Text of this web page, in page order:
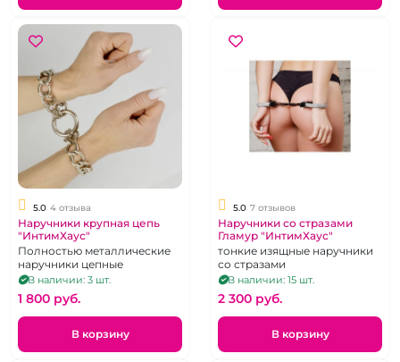
5.0 4 отзыва
Наручники крупная цепь
"ИнтимХаус"
Полностью металлические
наручники цепные
В наличии: 3 шт.
1 800 pуб.
В корзину
5.0 7 отзывов
Наручники со стразами
Гламур "ИнтимХаус"
тонкие изящные наручники
со стразами
В наличии: 15 шт.
2 300 pуб.
В корзину